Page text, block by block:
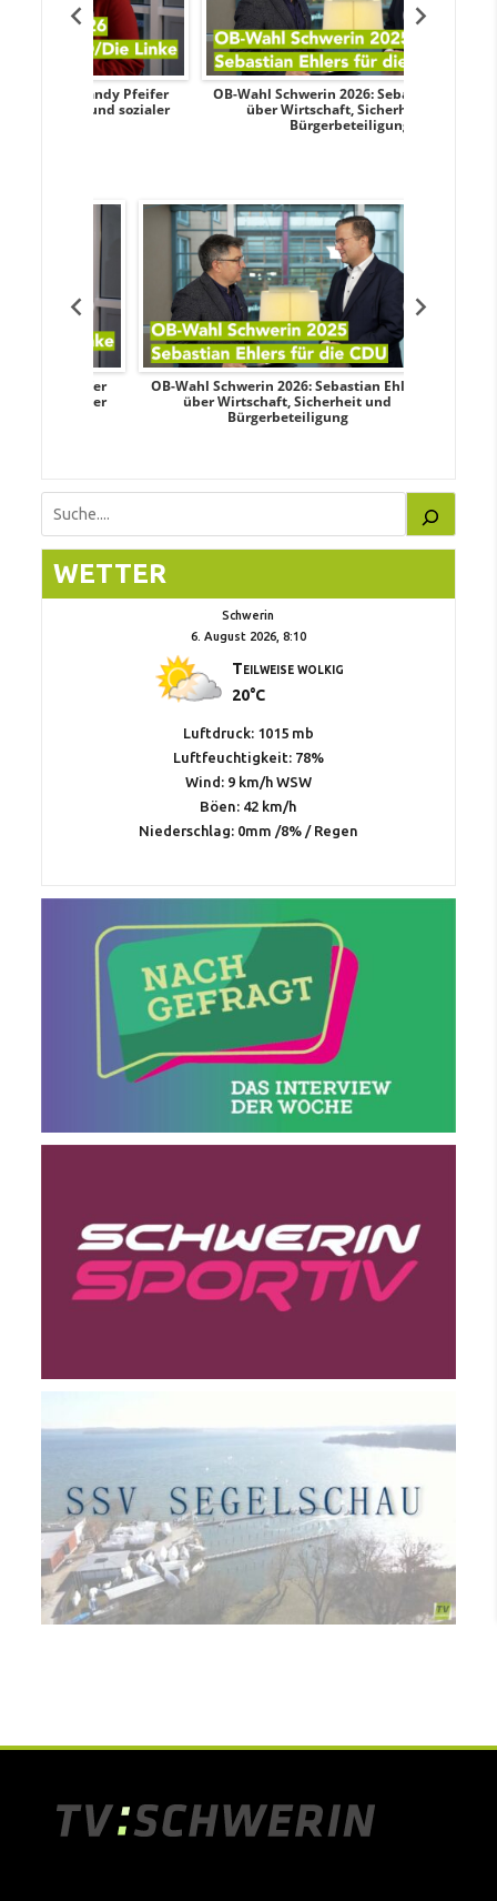
OB-Wahl Schwerin 2026: Sebastian Ehlers
über Wirtschaft, Sicherheit und
Bürgerbeteiligung
OB-Wahl Schwerin 2026: Sebastian Ehlers
über Wirtschaft, Sicherheit und
Bürgerbeteiligung
Suchen
WETTER
Schwerin
6. August 2026, 8:10
Teilweise wolkig
20°C
Luftdruck: 1015 mb
Luftfeuchtigkeit: 78%
Wind: 9 km/h WSW
Böen: 42 km/h
Niederschlag: 0mm /8%/ Regen